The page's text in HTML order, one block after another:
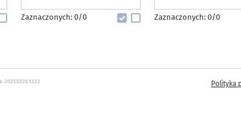
Zaznaczonych: 0/0 Zaznaczonych: 0/0
20250326.1322 Polityka